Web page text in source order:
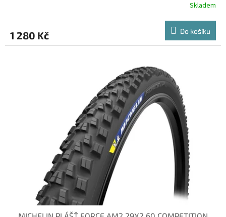
Skladem
1 280 Kč Do košíku